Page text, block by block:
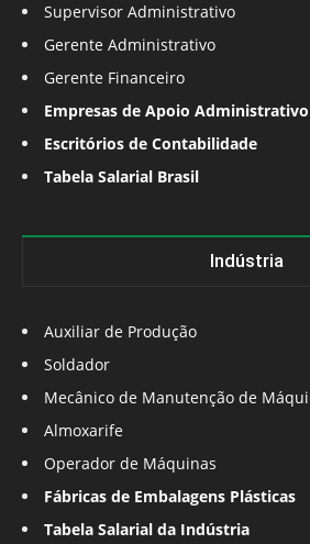
Supervisor Administrativo
Gerente Administrativo
Gerente Financeiro
Empresas de Apoio Administrativo
Escritórios de Contabilidade
Tabela Salarial Brasil
Indústria
Auxiliar de Produção
Soldador
Mecânico de Manutenção de
Almoxarife
Operador de Máquinas
Fábricas de Embalagens Plásticas
Tabela Salarial da Indústria